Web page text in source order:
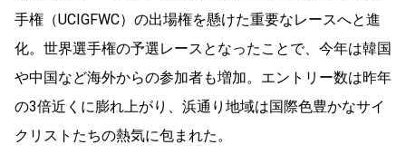
手権（UCIGFWC）の出場権を懸けた重要なレースへと進
化。世界選手権の予選レースとなったことで、今年は韓国
や中国など海外からの参加者も増加。エントリー数は昨年
の3倍近くに膨れ上がり、浜通り地域は国際色豊かなサイ
クリストたちの熱気に包まれた。